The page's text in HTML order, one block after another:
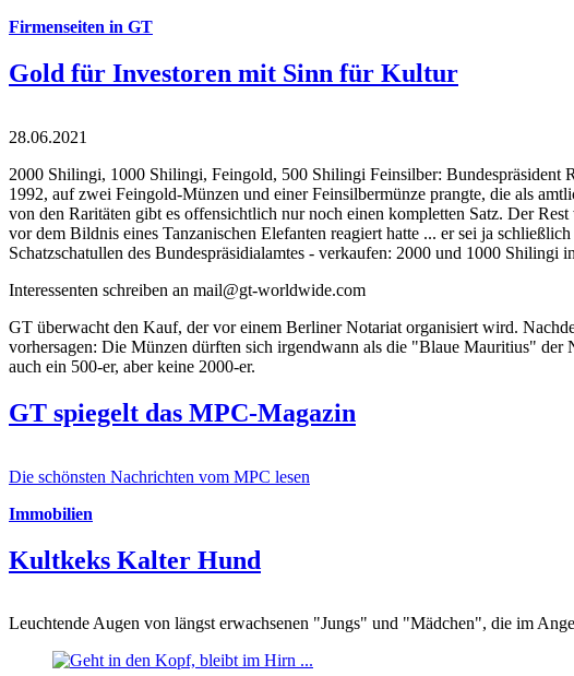
Firmenseiten in GT
Gold für Investoren mit Sinn für Kultur
28.06.2021
2000 Shilingi, 1000 Shilingi, Feingold, 500 Shilingi Feinsilber: Bundespräsident
1992, auf zwei Feingold-Münzen und einer Feinsilbermünze prangte, die als
von den Raritäten gibt es offensichtlich nur noch einen kompletten Satz. Der
vor dem Bildnis eines Tanzanischen Elefanten reagiert hatte ... er sei ja
Schatzschatullen des Bundespräsidialamtes - verkaufen: 2000 und 1000
Interessenten schreiben an mail@gt-worldwide.com
GT überwacht den Kauf, der vor einem Berliner Notariat organisiert wird.
vorhersagen: Die Münzen dürften sich irgendwann als die "Blaue Mauritius"
auch ein 500-er, aber keine 2000-er.
GT spiegelt das MPC-Magazin
Die schönsten Nachrichten vom MPC lesen
Immobilien
Kultkeks Kalter Hund
Leuchtende Augen von längst erwachsenen "Jungs" und "Mädchen", die im